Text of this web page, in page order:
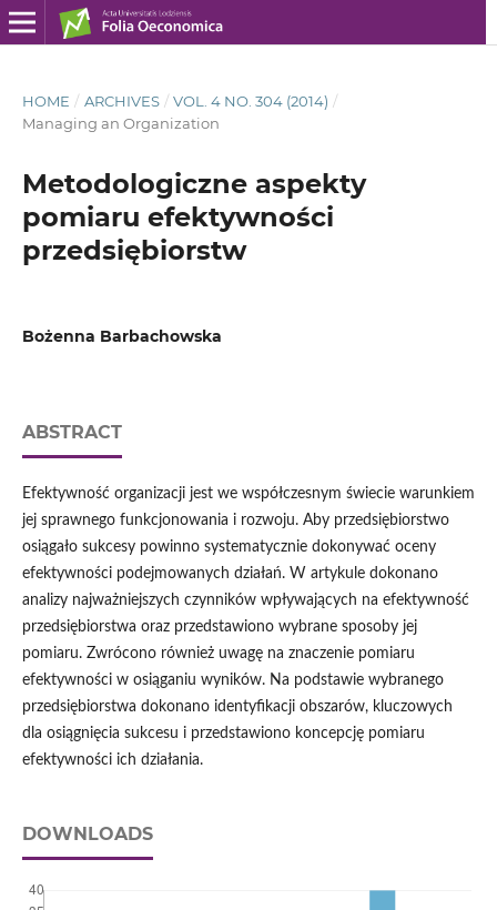
HOME / ARCHIVES / VOL. 4 NO. 304 (2014) /
Managing an Organization
Metodologiczne aspekty
pomiaru efektywności
przedsiębiorstw
Bożenna Barbachowska
ABSTRACT
Efektywność organizacji jest we współczesnym świecie warunkiem
jej sprawnego funkcjonowania i rozwoju. Aby przedsiębiorstwo
osiągało sukcesy powinno systematycznie dokonywać oceny
efektywności podejmowanych działań. W artykule dokonano
analizy najważniejszych czynników wpływających na efektywność
przedsiębiorstwa oraz przedstawiono wybrane sposoby jej
pomiaru. Zwrócono również uwagę na znaczenie pomiaru
efektywności w osiąganiu wyników. Na podstawie wybranego
przedsiębiorstwa dokonano identyfikacji obszarów, kluczowych
dla osiągnięcia sukcesu i przedstawiono koncepcję pomiaru
efektywności ich działania.
DOWNLOADS